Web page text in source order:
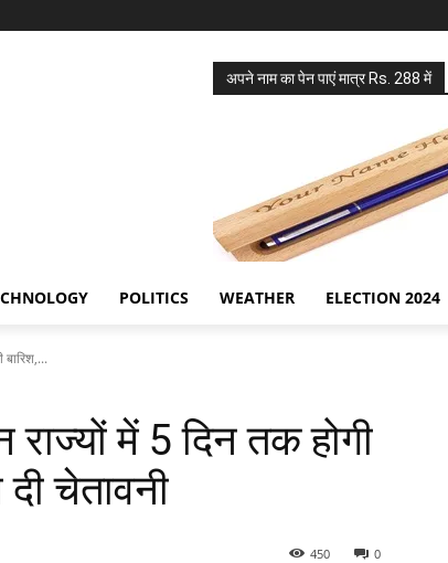
अपने नाम का पेन पाएं मात्र Rs. 288 में
POLITICS WEATHER ELECTION 2024
में 5 दिन तक होगी
दी चेतावनी
0
450